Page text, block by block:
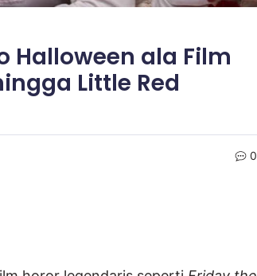
Halloween ala Film
Little Red
0